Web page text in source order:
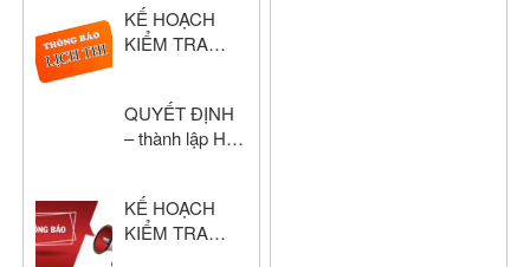
NĂM HỌC:
2024 – 2025
KẾ HOẠCH
KIỂM TRA
NĂM HỌC:
2024 – 2025
QUYẾT ĐỊNH
– thành lập Hội
giỏi cấp trường
KẾ HOẠCH
KIỂM TRA